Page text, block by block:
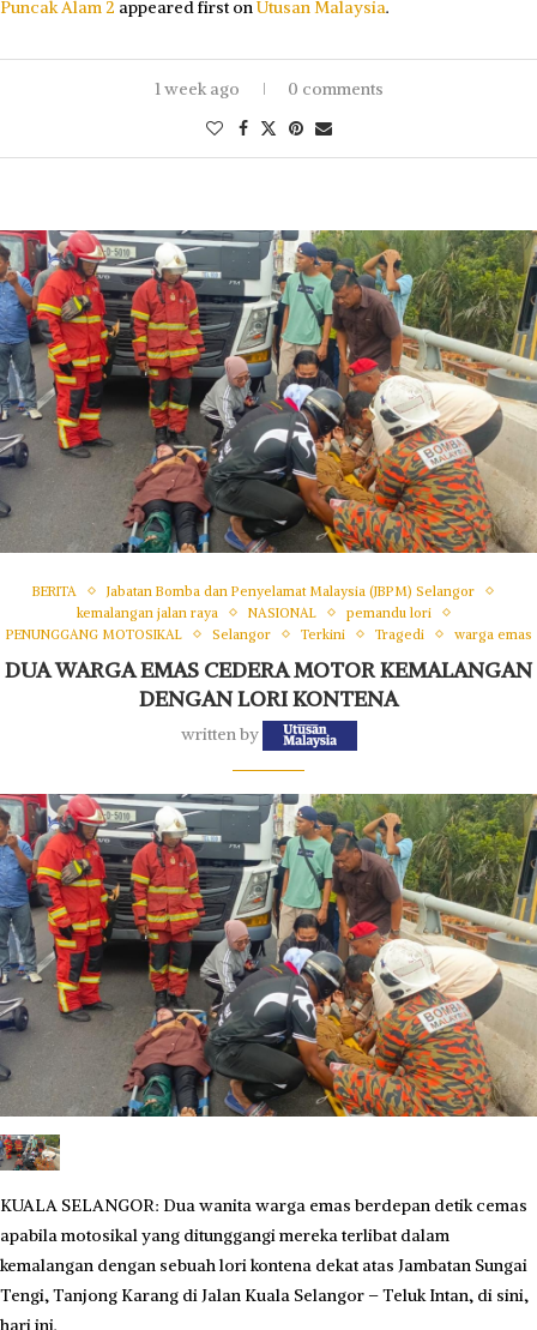
Puncak Alam 2 appeared first onUtusan Malaysia.
1 week ago 0 comments
BERITA
Jabatan Bomba dan Penyelamat Malaysia (JBPM) Selangor
kemalangan jalan raya
NASIONAL
pemandu lori
PENUNGGANG MOTOSIKAL
Selangor Terkini Tragedi warga emas
DUA WARGA EMAS CEDERA MOTOR KEMALANGAN
DENGAN LORI KONTENA
written by
KUALA SELANGOR: Dua wanita warga emas berdepan detik cemas
apabila motosikal yang ditunggangi mereka terlibat dalam
kemalangan dengan sebuah lori kontena dekat atas Jambatan Sungai
Tengi, Tanjong Karang di Jalan Kuala Selangor – Teluk Intan, di sini,
hari ini.